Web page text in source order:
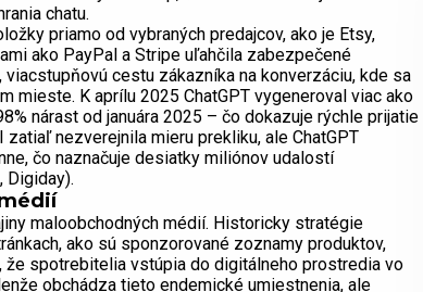
chatu.
priamo od vybraných predajcov, ako je Etsy,
ako PayPal a Stripe uľahčila zabezpečené
cestu zákazníka na konverzáciu, kde sa
mieste. K aprílu 2025 ChatGPT vygeneroval viac ako
nárast od januára 2025 – čo dokazuje rýchle prijatie
nezverejnila mieru prekliku, ale ChatGPT
čo naznačuje desiatky miliónov udalostí
Digiday).
maloobchodných médií. Historicky stratégie
ako sú sponzorované zoznamy produktov,
že spotrebitelia vstúpia do digitálneho prostredia vo
obchádza tieto endemické umiestnenia, ale